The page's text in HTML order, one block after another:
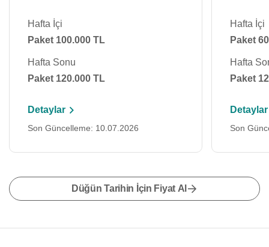
Hafta İçi
Paket 100.000 TL
Hafta Sonu
Paket 120.000 TL
Detaylar
Son Güncelleme: 10.07.2026
Hafta İçi
Paket
Hafta
Paket
Detaylar
Son
Düğün Tarihin İçin Fiyat Al